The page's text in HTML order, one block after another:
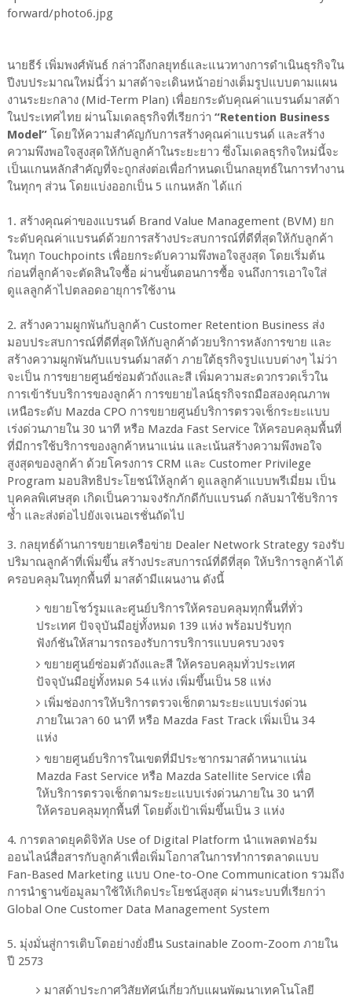
นายธีร์ เพิ่มพงศ์พันธ์ กล่าวถึงกลยุทธ์และแนวทางการดำเนินธุรกิจใน
ปีงบประมาณใหม่นี้ว่า มาสด้าจะเดินหน้าอย่างเต็มรูปแบบตามแผน
งานระยะกลาง (Mid-Term Plan) เพื่อยกระดับคุณค่าแบรนด์มาสด้า
ในประเทศไทย ผ่านโมเดลธุรกิจที่เรียกว่า “Retention Business
Model”โดยให้ความสำคัญกับการสร้างคุณค่าแบรนด์ และสร้าง
ความพึงพอใจสูงสุดให้กับลูกค้าในระยะยาว ซึ่งโมเดลธุรกิจใหม่นี้จะ
เป็นแกนหลักสำคัญที่จะถูกส่งต่อเพื่อกำหนดเป็นกลยุทธ์ในการทำงาน
ในทุกๆ ส่วน โดยแบ่งออกเป็น 5 แกนหลัก ได้แก่
1. สร้างคุณค่าของแบรนด์ Brand Value Management (BVM) ยก
ระดับคุณค่าแบรนด์ด้วยการสร้างประสบการณ์ที่ดีที่สุดให้กับลูกค้า
ในทุก Touchpoints เพื่อยกระดับความพึงพอใจสูงสุด โดยเริ่มต้น
ก่อนที่ลูกค้าจะตัดสินใจซื้อ ผ่านขั้นตอนการซื้อ จนถึงการเอาใจใส่
ดูแลลูกค้าไปตลอดอายุการใช้งาน
2. สร้างความผูกพันกับลูกค้า Customer Retention Business ส่ง
มอบประสบการณ์ที่ดีที่สุดให้กับลูกค้าด้วยบริการหลังการขาย และ
สร้างความผูกพันกับแบรนด์มาสด้า ภายใต้ธุรกิจรูปแบบต่างๆ ไม่ว่า
จะเป็น การขยายศูนย์ซ่อมตัวถังและสี เพิ่มความสะดวกรวดเร็วใน
การเข้ารับบริการของลูกค้า การขยายไลน์ธุรกิจรถมือสองคุณภาพ
เหนือระดับ Mazda CPO การขยายศูนย์บริการตรวจเช็กระยะแบบ
เร่งด่วนภายใน 30 นาที หรือ Mazda Fast Service ให้ครอบคลุมพื้นที่
ที่มีการใช้บริการของลูกค้าหนาแน่น และเน้นสร้างความพึงพอใจ
สูงสุดของลูกค้า ด้วยโครงการ CRM และ Customer Privilege
Program มอบสิทธิประโยชน์ให้ลูกค้า ดูแลลูกค้าแบบพรีเมี่ยม เป็น
บุคคลพิเศษสุด เกิดเป็นความจงรักภักดีกับแบรนด์ กลับมาใช้บริการ
ซ้ำ และส่งต่อไปยังเจเนอเรชั่นถัดไป
3. กลยุทธ์ด้านการขยายเครือข่าย Dealer Network Strategy รองรับ
ปริมาณลูกค้าที่เพิ่มขึ้น สร้างประสบการณ์ที่ดีที่สุด ให้บริการลูกค้าได้
ครอบคลุมในทุกพื้นที่ มาสด้ามีแผนงาน ดังนี้
ขยายโชว์รูมและศูนย์บริการให้ครอบคลุมทุกพื้นที่ทั่ว
ประเทศ ปัจจุบันมีอยู่ทั้งหมด 139 แห่ง พร้อมปรับทุก
ฟังก์ชันให้สามารถรองรับการบริการแบบครบวงจร
ขยายศูนย์ซ่อมตัวถังและสี ให้ครอบคลุมทั่วประเทศ
ปัจจุบันมีอยู่ทั้งหมด 54 แห่ง เพิ่มขึ้นเป็น 58 แห่ง
เพิ่มช่องการให้บริการตรวจเช็กตามระยะแบบเร่งด่วน
ภายในเวลา 60 นาที หรือ Mazda Fast Track เพิ่มเป็น 34
แห่ง
ขยายศูนย์บริการในเขตที่มีประชากรมาสด้าหนาแน่น
Mazda Fast Service หรือ Mazda Satellite Service เพื่อ
ให้บริการตรวจเช็กตามระยะแบบเร่งด่วนภายใน 30 นาที
ให้ครอบคลุมทุกพื้นที่ โดยตั้งเป้าเพิ่มขึ้นเป็น 3 แห่ง
4. การตลาดยุคดิจิทัล Use of Digital Platform นำแพลตฟอร์ม
ออนไลน์สื่อสารกับลูกค้าเพื่อเพิ่มโอกาสในการทำการตลาดแบบ
Fan-Based Marketing แบบ One-to-One Communication รวมถึง
การนำฐานข้อมูลมาใช้ให้เกิดประโยชน์สูงสุด ผ่านระบบที่เรียกว่า
Global One Customer Data Management System
5. มุ่งมั่นสู่การเติบโตอย่างยั่งยืน Sustainable Zoom-Zoom ภายใน
ปี 2573
มาสด้าประกาศวิสัยทัศน์เกี่ยวกับแผนพัฒนาเทคโนโลยี